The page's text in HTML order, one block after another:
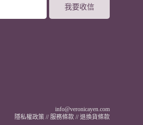
我要收信
info@veronicayen.com
隱私權政策//服務條款//退換貨條款